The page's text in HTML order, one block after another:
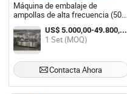
Máquina de embalaje de
ampollas de alta frecuencia (50-
1000ml) / Línea de producción
completa de cápsulas y tabletas
de alta tecnología con buen
servicio
US$ 5.000,00-49.800,00 / Set
1 Set (MOQ)
Contacta Ahora